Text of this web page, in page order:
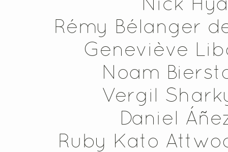
Rémy Bélanger
Geneviève
Noam
Vergil
Daniel
Ruby Kato